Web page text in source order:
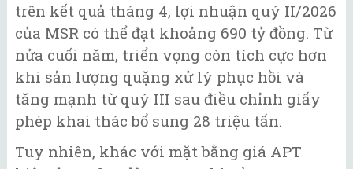
trên kết quả tháng 4, lợi nhuận quý II/2026
của MSR có thể đạt khoảng 690 tỷ đồng. Từ
nửa cuối năm, triển vọng còn tích cực hơn
khi sản lượng quặng xử lý phục hồi và
tăng mạnh từ quý III sau điều chỉnh giấy
phép khai thác bổ sung 28 triệu tấn.
Tuy nhiên, khác với mặt bằng giá APT